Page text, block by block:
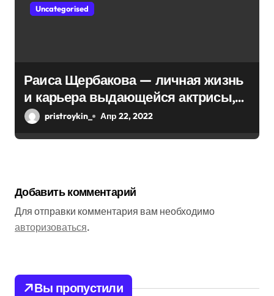
Uncategorised
Раиса Щербакова — личная жизнь
и карьера выдающейся актрисы,
ее достижения в театре и кино,
pristroykin_ Апр 22, 2022
Добавить комментарий
Для отправки комментария вам необходимо
авторизоваться.
Вы пропустили